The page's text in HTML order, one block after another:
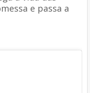
e passa a